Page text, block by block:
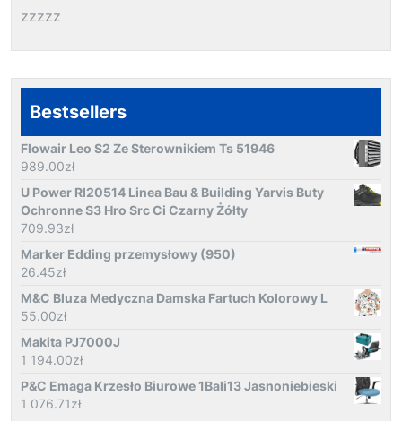
zzzzz
Bestsellers
Flowair Leo S2 Ze Sterownikiem Ts 51946
989.00zł
U Power Rl20514 Linea Bau & Building Yarvis Buty
Ochronne S3 Hro Src Ci Czarny Żółty
709.93zł
Marker Edding przemysłowy (950)
26.45zł
M&C Bluza Medyczna Damska Fartuch Kolorowy L
55.00zł
Makita PJ7000J
1 194.00zł
P&C Emaga Krzesło Biurowe 1Bali13 Jasnoniebieski
1 076.71zł